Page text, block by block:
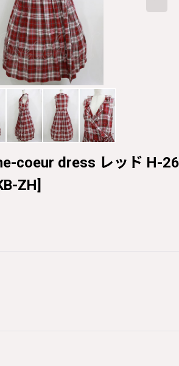
coeur dress レッド H-
ZH]